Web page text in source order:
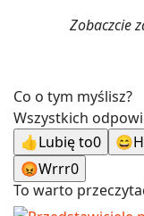
Zobaczcie
Co o tym myślisz?
Wszystkich
👍Lubię to0 😄
😡Wrrr0
To warto